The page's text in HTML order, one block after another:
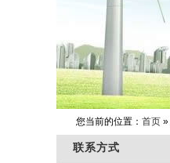
您当前的位置： 首页 »
联系方式